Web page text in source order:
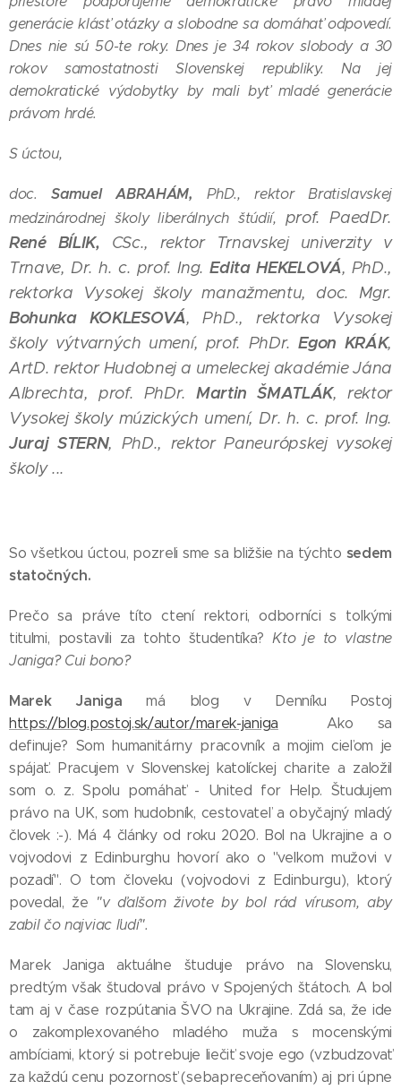
generácie klásť otázky a slobodne sa domáhať odpovedí.
Dnes nie sú 50-te roky. Dnes je 34 rokov slobody a 30
rokov samostatnosti Slovenskej republiky. Na jej
demokratické výdobytky by mali byť mladé generácie
právom hrdé.
S úctou,
doc.Samuel ABRAHÁM,PhD., rektor Bratislavskej
medzinárodnej školy liberálnych štúdií, prof. PaedDr.
René BÍLIK, CSc., rektor Trnavskej univerzity v
Trnave,Dr. h. c. prof. Ing.Edita HEKELOVÁ, PhD.,
rektorka Vysokej školy manažmentu, doc. Mgr.
Bohunka KOKLESOVÁ, PhD., rektorka Vysokej
školy výtvarných umení, prof. PhDr.Egon KRÁK,
ArtD. rektor Hudobnej a umeleckej akadémie Jána
Albrechta, prof. PhDr.Martin ŠMATLÁK, rektor
Vysokej školy múzických umení,Dr. h. c. prof. Ing.
Juraj STERN, PhD., rektor Paneurópskej vysokej
školy ...
So všetkou úctou, pozreli sme sa bližšie na týchto sedem
statočných.
Prečo sa práve títo ctení rektori, odborníci s toľkými
titulmi, postavili za tohto študentíka?Kto je to vlastne
Janiga? Cui bono?
Marek Janigamá blog v Denníku Postoj
https://blog.postoj.sk/autor/marek-janiga Ako sa
definuje? Som humanitárny pracovník a mojim cieľom je
spájať. Pracujem v Slovenskej katolíckej charite a založil
som o. z. Spolu pomáhať - United for Help. Študujem
právo na UK, som hudobník, cestovateľ a obyčajný mladý
človek :-). Má 4 články od roku 2020. Bol na Ukrajine a o
vojvodovi z Edinburghu hovorí ako o "veľkom mužovi v
pozadí". O tom človeku (vojvodovi z Edinburgu), ktorý
povedal, že "v ďalšom živote by bol rád vírusom, aby
zabil čo najviac ľudí".
Marek Janiga aktuálne študuje právo na Slovensku,
predtým však študoval právo v Spojených štátoch. A bol
tam aj v čase rozpútania ŠVO na Ukrajine. Zdá sa, že ide
o zakomplexovaného mladého muža s mocenskými
ambíciami, ktorý si potrebuje liečiť svoje ego (vzbudzovať
za každú cenu pozornosť (sebapreceňovaním) aj pri úpne